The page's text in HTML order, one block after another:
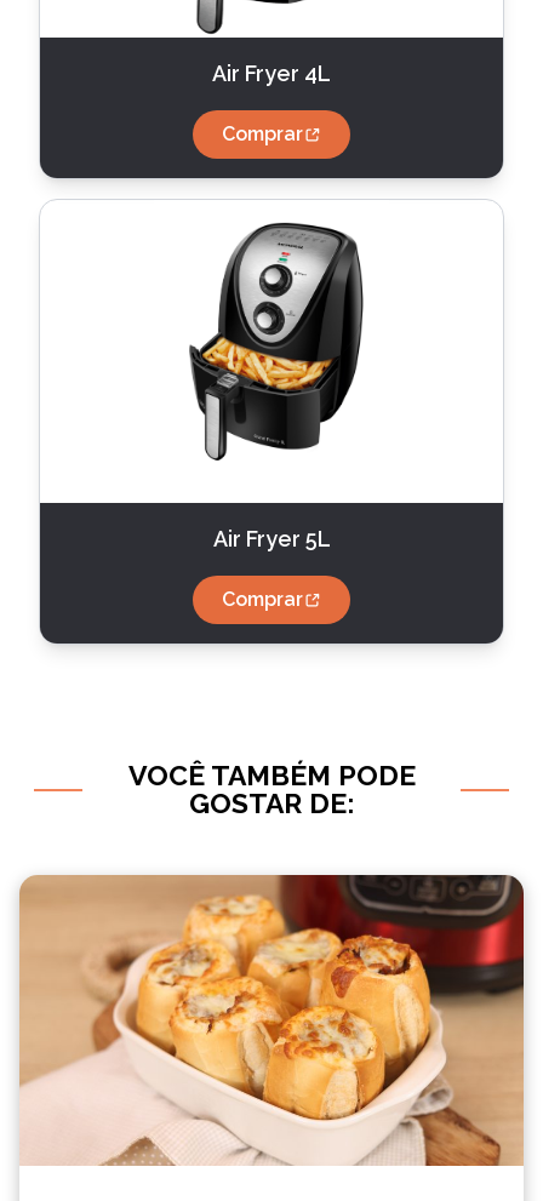
Air Fryer 4L
Comprar
Air Fryer 5L
Comprar
VOCÊ TAMBÉM PODE
GOSTAR DE: